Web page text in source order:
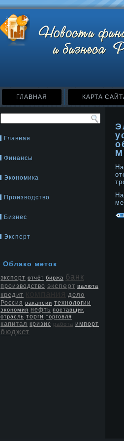
ГЛАВНАЯ КАРТА
Главная
Финансы
Экономика
Производство
Бизнес
Эксперт
Облако меток
экспорт отчёт биржа банк
производство эксперт валюта
кредит дело
Россия вакансии технологии
экономия нефть поставщик
отрасль торги торговля
капитал кризис работа импорт
бюджет